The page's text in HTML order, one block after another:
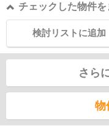
チェックした物件を
検討リストに追加
さら
物